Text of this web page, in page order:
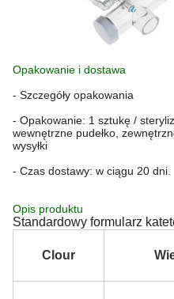
Opakowanie i dostawa
- Szczegóły opakowania
- Opakowanie: 1 sztukę /
wewnętrzne pudełko,
wysyłki
- Czas dostawy: w ciągu 20 dni.
Opis produktu
Standardowy formularz
Clour